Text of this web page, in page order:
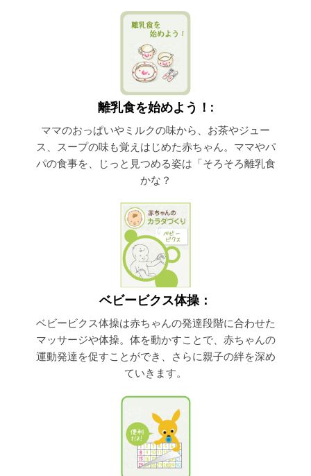
離乳食を始めよう！:
ママのおっぱいやミルクの味から、お茶やジュー
ス、スープの味も覚えはじめた赤ちゃん。ママやパ
パの食事を、じっと見つめる姿は「そろそろ離乳食
かな？
ベビービクス体操：
ベビービクス体操は赤ちゃんの発達段階に合わせた
マッサージや体操。体を動かすことで、赤ちゃんの
運動発達を促すことができ、さらに親子の絆を深め
ていきます。